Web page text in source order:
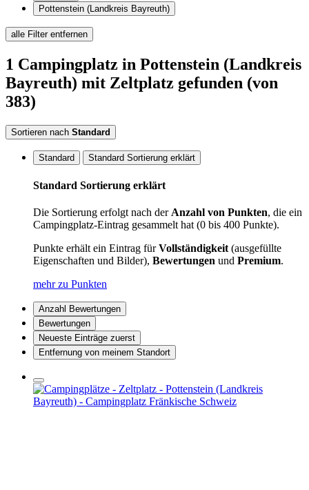
Pottenstein (Landkreis Bayreuth)
alle Filter entfernen
1 Campingplatz in Pottenstein (Landkreis
Bayreuth) mit Zeltplatz gefunden (von
383)
Sortieren nach Standard
Standard Standard Sortierung erklärt
Standard Sortierung erklärt
Die Sortierung erfolgt nach der Anzahl von Punkten, die ein
Campingplatz-Eintrag gesammelt hat (0 bis 400 Punkte).
Punkte erhält ein Eintrag fürVollständigkeit (ausgefüllte
Eigenschaften und Bilder), Bewertungen und Premium.
mehr zu Punkten
Anzahl Bewertungen
Bewertungen
Neueste Einträge zuerst
Entfernung von meinem Standort